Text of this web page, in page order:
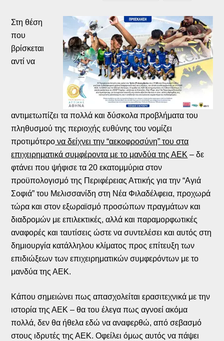
Στη θέση
που
βρίσκεται
αντί να
αντιμετωπίζει τα πολλά και δύσκολα προβλήματα του
πληθυσμού της περιοχής ευθύνης του νομίζει
προτιμότερο να δείχνει την “αεκοφροσύνη” του στα
επιχειρηματικά συμφέροντα με το μανδύα της ΑΕΚ – δε
φτάνει που ψήφισε τα 20 εκατομμύρια στον
προϋπολογισμό της Περιφέρειας Αττικής για την “Αγιά
Σοφιά” του Μελισσανίδη στη Νέα Φιλαδέλφεια, προχωρά
τώρα και στον εξωραϊσμό προσώπων πραγμάτων και
διαδρομών με επιλεκτικές, αλλά και παραμορφωτικές
αναφορές και ταυτίσεις ώστε να συντελέσει και αυτός στη
δημιουργία κατάλληλου κλίματος προς επίτευξη των
επιδιώξεων των επιχειρηματικών συμφερόντων με το
μανδύα της ΑΕΚ.
Κάπου σημειώνει πως απασχολείται ερασιτεχνικά με την
ιστορία της ΑΕΚ – θα του έλεγα πως αγνοεί ακόμα
πολλά, δεν θα ήθελα εδώ να αναφερθώ, από σεβασμό
στους ιδρυτές της ΑΕΚ. Οφείλει όμως αυτός να πάψει